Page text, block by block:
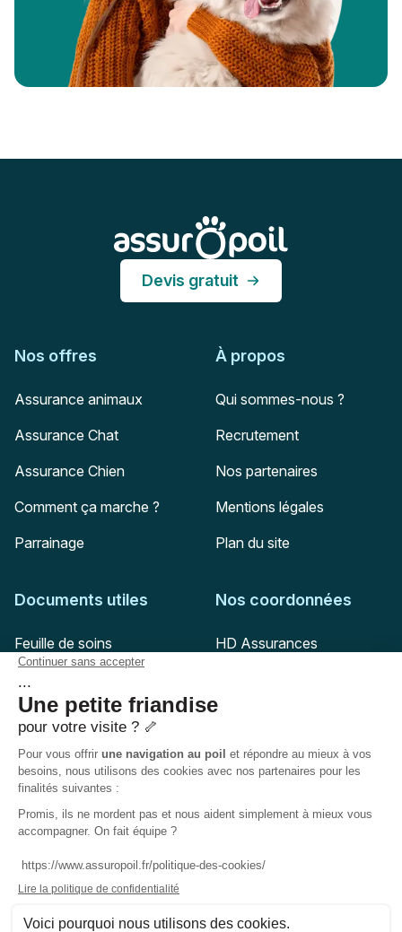
Devis gratuit
Nos offres
Assurance animaux
Assurance Chat
Assurance Chien
Comment ça marche ?
Parrainage
À propos
Qui sommes-nous ?
Recrutement
Nos partenaires
Mentions légales
Plan du site
Documents utiles
Feuille de soins
Politique de confidentialité
Politique des Cookies
Accessibilité :
Partiellement conforme
Nos coordonnées
Adresse postale
HD Assurances
Tel :01 77 94 89 02